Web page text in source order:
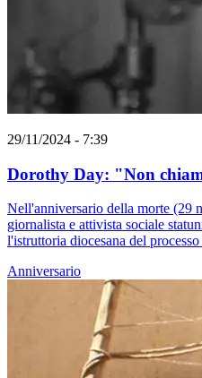
29/11/2024 - 7:39
Dorothy Day: "Non
Nell'anniversario della morte (29
giornalista e attivista sociale
l'istruttoria diocesana del
Anniversario